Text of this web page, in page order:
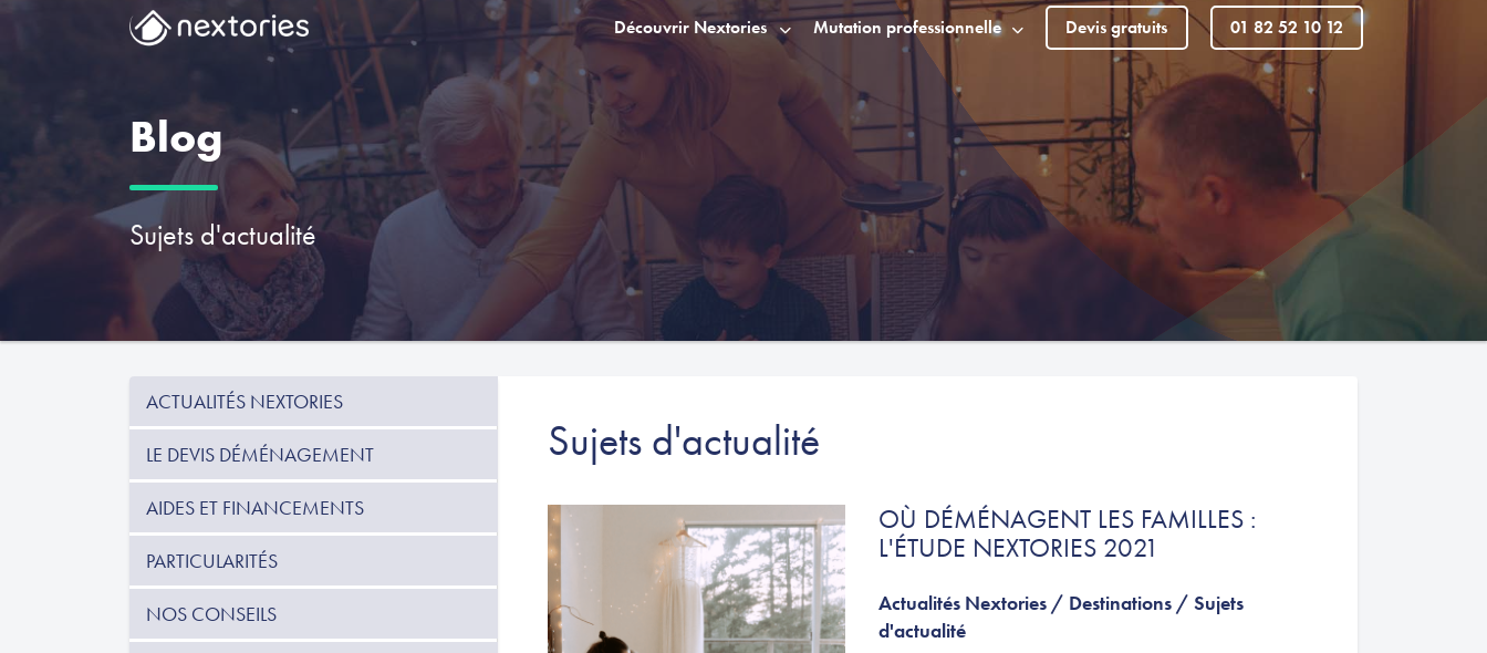
Découvrir Nextories Mutation professionnelle Devis gratuits 01 82 52 10 12
Blog
Sujets d'actualité
ACTUALITÉS NEXTORIES
LE DEVIS DÉMÉNAGEMENT
AIDES ET FINANCEMENTS
PARTICULARITÉS
NOS CONSEILS
Sujets d'actualité
OÙ DÉMÉNAGENT LES FAMILLES :
L'ÉTUDE NEXTORIES 2021
Actualités Nextories/ Destinations/ Sujets
d'actualité